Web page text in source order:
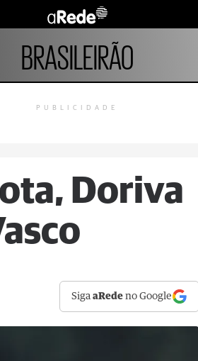
BRASILEIRÃO
PUBLICIDADE
Doriva
SigaaRede no Google